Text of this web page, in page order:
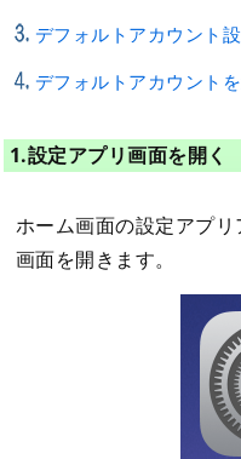
デフォルトアカウント
デフォルトアカウント
1.設定アプリ画面を開く
ホーム画面の設定アプ
画面を開きます。